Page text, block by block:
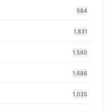
584
1.831
1.560
1.686
1.035